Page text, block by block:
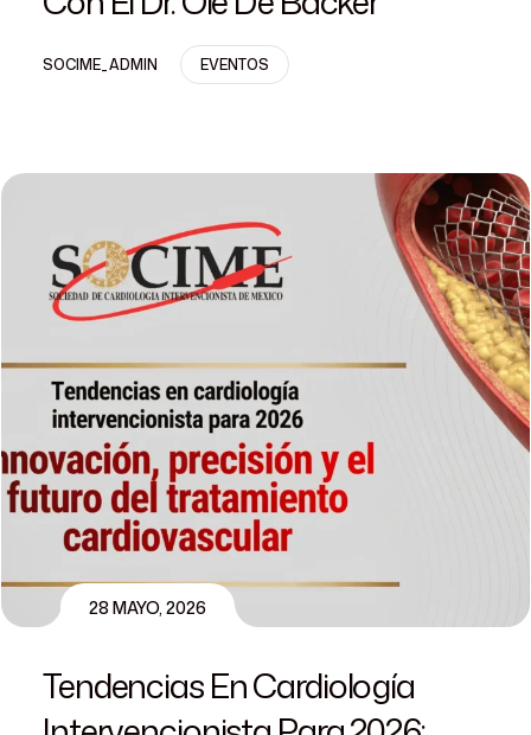
SOCIME_ADMIN EVENTOS
28 MAYO, 2026
Tendencias En Cardiología